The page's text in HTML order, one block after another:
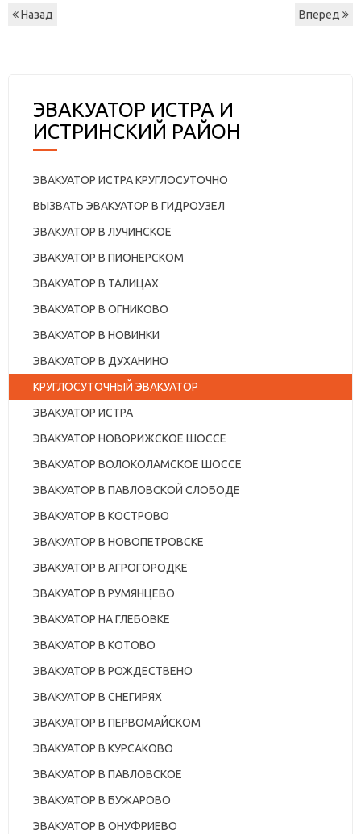
Назад Вперед
ЭВАКУАТОР ИСТРА И
ИСТРИНСКИЙ РАЙОН
ЭВАКУАТОР ИСТРА КРУГЛОСУТОЧНО
ВЫЗВАТЬ ЭВАКУАТОР В ГИДРОУЗЕЛ
ЭВАКУАТОР В ЛУЧИНСКОЕ
ЭВАКУАТОР В ПИОНЕРСКОМ
ЭВАКУАТОР В ТАЛИЦАХ
ЭВАКУАТОР В ОГНИКОВО
ЭВАКУАТОР В НОВИНКИ
ЭВАКУАТОР В ДУХАНИНО
КРУГЛОСУТОЧНЫЙ ЭВАКУАТОР
ЭВАКУАТОР ИСТРА
ЭВАКУАТОР НОВОРИЖСКОЕ ШОССЕ
ЭВАКУАТОР ВОЛОКОЛАМСКОЕ ШОССЕ
ЭВАКУАТОР В ПАВЛОВСКОЙ СЛОБОДЕ
ЭВАКУАТОР В КОСТРОВО
ЭВАКУАТОР В НОВОПЕТРОВСКЕ
ЭВАКУАТОР В АГРОГОРОДКЕ
ЭВАКУАТОР В РУМЯНЦЕВО
ЭВАКУАТОР НА ГЛЕБОВКЕ
ЭВАКУАТОР В КОТОВО
ЭВАКУАТОР В РОЖДЕСТВЕНО
ЭВАКУАТОР В СНЕГИРЯХ
ЭВАКУАТОР В ПЕРВОМАЙСКОМ
ЭВАКУАТОР В КУРСАКОВО
ЭВАКУАТОР В ПАВЛОВСКОЕ
ЭВАКУАТОР В БУЖАРОВО
ЭВАКУАТОР В ОНУФРИЕВО